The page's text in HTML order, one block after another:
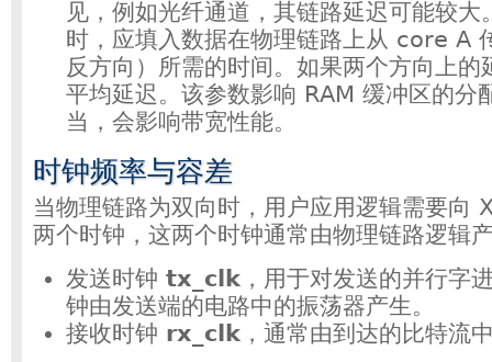
见，例如光纤通道，其链路延迟可能较大
时，应填入数据在物理链路上从 core A
反方向）所需的时间。如果两个方向上的
平均延迟。该参数影响 RAM 缓冲区的分
当，会影响带宽性能。
时钟频率与容差
当物理链路为双向时，用户应用逻辑需要向
两个时钟，这两个时钟通常由物理链路逻辑
发送时钟 tx_clk ，用于对发送的并行字
钟由发送端的电路中的振荡器产生。
接收时钟 rx_clk ，通常由到达的比特流